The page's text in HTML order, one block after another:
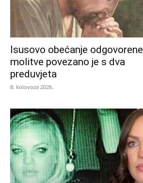
Isusovo obećanje odgovorene
molitve povezano je s dva
preduvjeta
8. kolovoza 2026.